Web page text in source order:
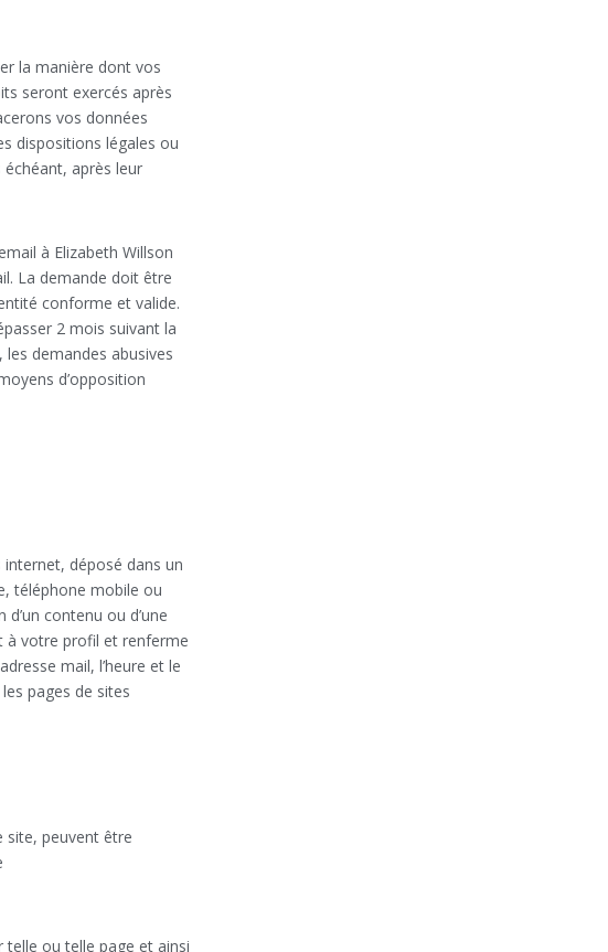
la manière dont vos
seront exercés après
vos données
dispositions légales ou
après leur
à Elizabeth Willson
La demande doit être
conforme et valide.
2 mois suivant la
demandes abusives
d’opposition
déposé dans un
téléphone mobile ou
contenu ou d’une
à votre profil et renferme
mail, l’heure et le
pages de sites
site, peuvent être
ou telle page et ainsi